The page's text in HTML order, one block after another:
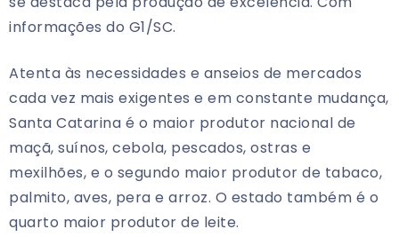
informações do G1/SC.
Atenta às necessidades e anseios de mercados
cada vez mais exigentes e em constante mudança,
Santa Catarina é o maior produtor nacional de
maçã, suínos, cebola, pescados, ostras e
mexilhões, e o segundo maior produtor de tabaco,
palmito, aves, pera e arroz. O estado também é o
quarto maior produtor de leite.